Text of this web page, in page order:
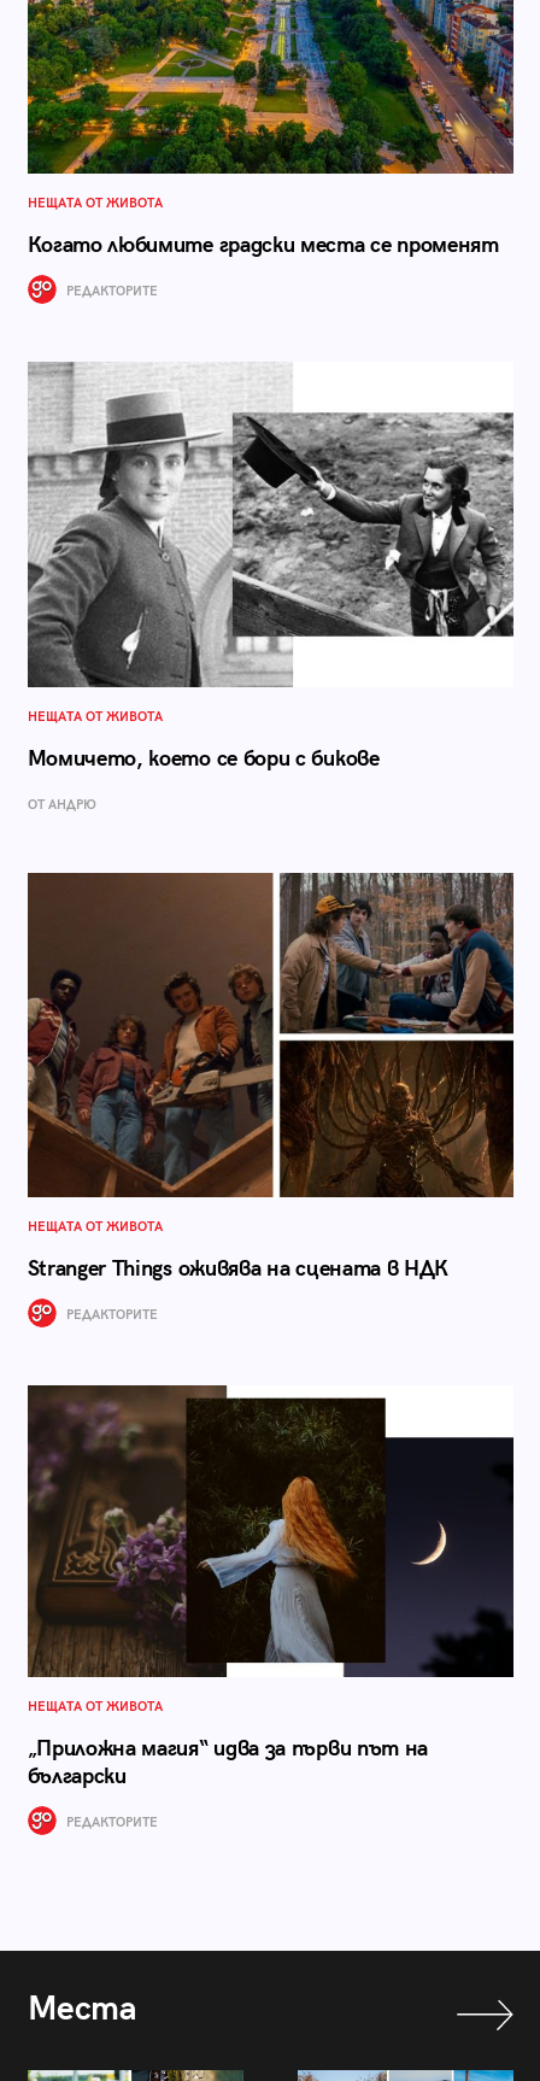
НЕЩАТА ОТ ЖИВОТА
Когато любимите градски места се променят
РЕДАКТОРИТЕ
НЕЩАТА ОТ ЖИВОТА
Момичето, което се бори с бикове
ОТ АНДРЮ
НЕЩАТА ОТ ЖИВОТА
Stranger Things оживява на сцената в НДК
РЕДАКТОРИТЕ
НЕЩАТА ОТ ЖИВОТА
„Приложна магия“ идва за първи път на
български
РЕДАКТОРИТЕ
Места